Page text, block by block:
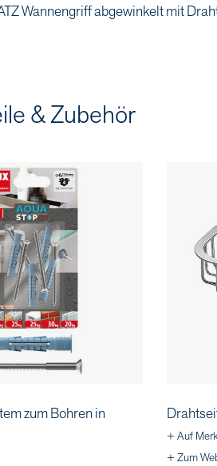
Wannengriff abgewinkelt mit
& Zubehör
zum Bohren in
+ Auf
+ Zum